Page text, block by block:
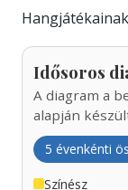
Idősoros
A diagram a
alapján
5 évenkénti
Színész